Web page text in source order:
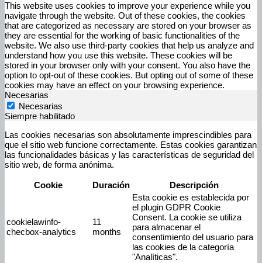
This website uses cookies to improve your experience while you
navigate through the website. Out of these cookies, the cookies
that are categorized as necessary are stored on your browser as
they are essential for the working of basic functionalities of the
website. We also use third-party cookies that help us analyze and
understand how you use this website. These cookies will be
stored in your browser only with your consent. You also have the
option to opt-out of these cookies. But opting out of some of these
cookies may have an effect on your browsing experience.
Necesarias
Necesarias
Siempre habilitado
Las cookies necesarias son absolutamente imprescindibles para
que el sitio web funcione correctamente. Estas cookies garantizan
las funcionalidades básicas y las características de seguridad del
sitio web, de forma anónima.
Cookie Duración Descripción
cookielawinfo-
checbox-analytics
11
months
Esta cookie es establecida por
el plugin GDPR Cookie
Consent. La cookie se utiliza
para almacenar el
consentimiento del usuario para
las cookies de la categoría
"Analíticas".